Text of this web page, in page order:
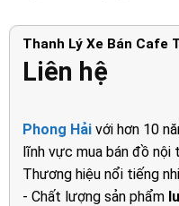
Thanh Lý Xe Bán Cafe
Liên hệ
Phong Hảivới hơn 10
lĩnh vực mua bán đồ
Thương hiệu nổi tiếng
- Chất lượng sản phẩm